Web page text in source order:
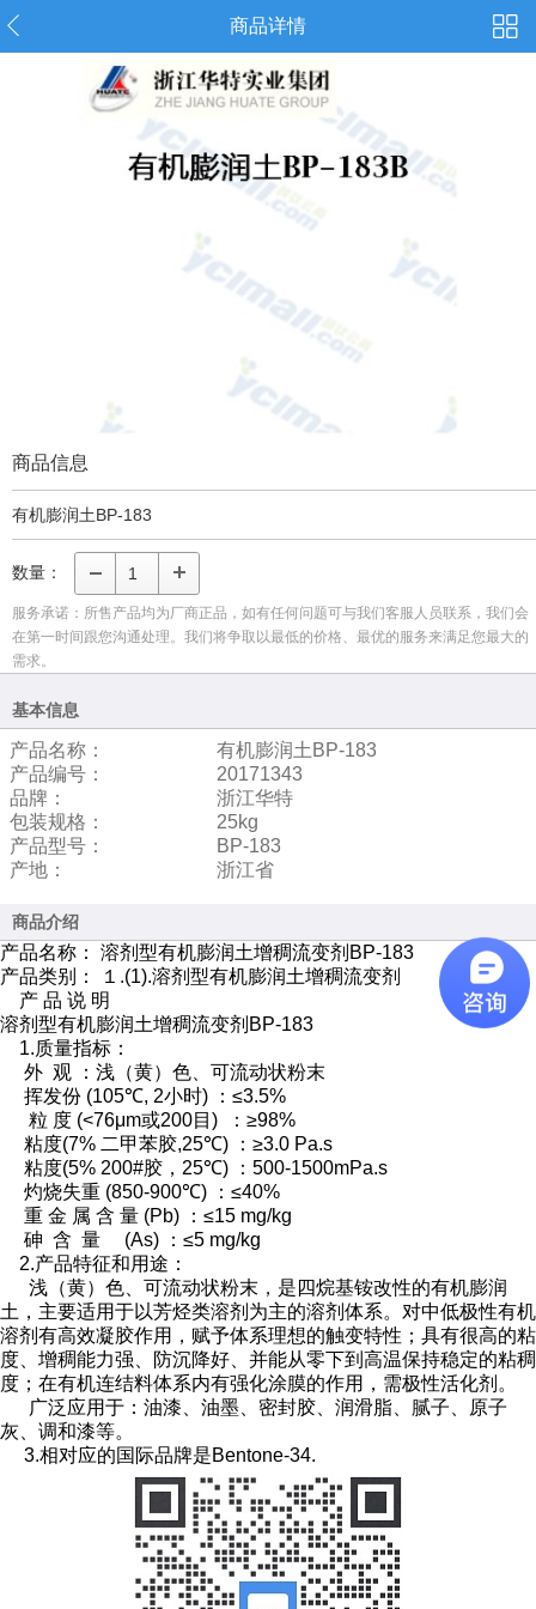
商品详情
商品信息
有机膨润土BP-183
数量：
服务承诺：所售产品均为厂商正品，如有任何问题可与我们客服人员联系，我们会
在第一时间跟您沟通处理。我们将争取以最低的价格、最优的服务来满足您最大的
需求。
基本信息
产品名称：
有机膨润土BP-183
产品编号：
20171343
品牌：
浙江华特
包装规格：
25kg
产品型号：
BP-183
产地：
浙江省
商品介绍
产品名称： 溶剂型有机膨润土增稠流变剂BP-183
产品类别： １.(1).溶剂型有机膨润土增稠流变剂
产 品 说 明
溶剂型有机膨润土增稠流变剂BP-183
1.质量指标：
外 观 ：浅（黄）色、可流动状粉末
挥发份 (105℃, 2小时) ：≤3.5%
粒 度 (<76μm或200目) ：≥98%
粘度(7% 二甲苯胶,25℃) ：≥3.0 Pa.s
粘度(5% 200#胶，25℃) ：500-1500mPa.s
灼烧失重 (850-900℃) ：≤40%
重 金 属 含 量 (Pb) ：≤15 mg/kg
砷 含 量 (As) ：≤5 mg/kg
2.产品特征和用途：
浅（黄）色、可流动状粉末，是四烷基铵改性的有机膨润
土，主要适用于以芳烃类溶剂为主的溶剂体系。对中低极性有机
溶剂有高效凝胶作用，赋予体系理想的触变特性；具有很高的粘
度、增稠能力强、防沉降好、并能从零下到高温保持稳定的粘稠
度；在有机连结料体系内有强化涂膜的作用，需极性活化剂。
广泛应用于：油漆、油墨、密封胶、润滑脂、腻子、原子
灰、调和漆等。
3.相对应的国际品牌是Bentone-34.